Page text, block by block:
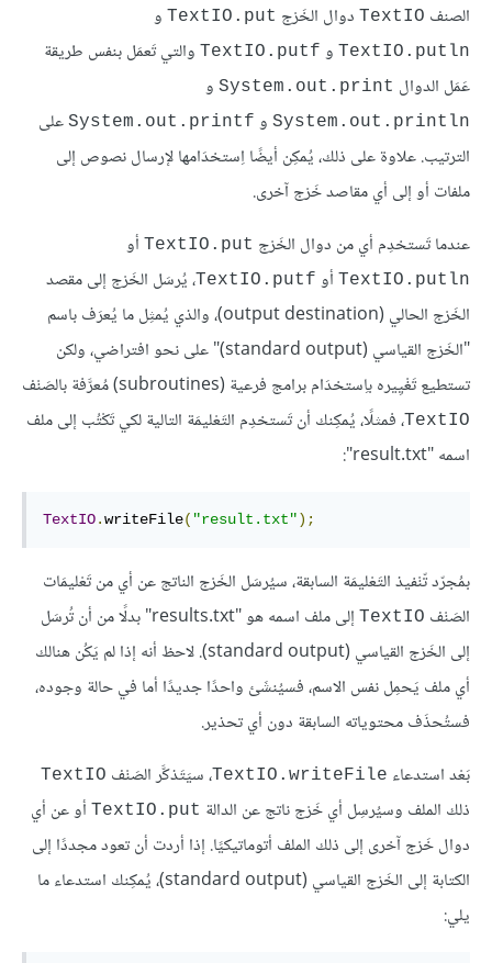
الصنف TextIO دوال الخَرْج TextIO.put و
TextIO.putln و TextIO.putf والتي تَعمَل بنفس طريقة
عَمَل الدوال System.out.print و
System.out.println و System.out.printf على
الترتيب. علاوة على ذلك، يُمكِن أيضًا اِستخدَامها لإرسال نصوص إلى
ملفات أو إلى أي مقاصد خَرْج آخرى.
عندما تَستخدِم أي من دوال الخَرْج TextIO.put أو
TextIO.putln أو TextIO.putf، يُرسَل الخَرْج إلى مقصد
الخَرْج الحالي (output destination)، والذي يُمثِل ما يُعرَف باسم
"الخَرْج القياسي (standard output)" على نحو افتراضي، ولكن
تستطيع تَغْيِيره باِستخدَام برامج فرعية (subroutines) مُعرَّفة بالصَنْف
TextIO، فمثلًا، يُمكِنك أن تَستخدِم التَعْليمَة التالية لكي تَكْتُب إلى ملف
اسمه "result.txt":
TextIO.writeFile( "result.txt");
بمُجرّد تّنْفيذ التَعْليمَة السابقة، سيُرسَل الخَرْج الناتج عن أي من تَعْليمَات
الصَنْف TextIO
إلى ملف اسمه هو "results.txt" بدلًا من أن تُرسَل
إلى الخَرْج القياسي (standard output). لاحظ أنه إذا لم يَكُن هنالك
أي ملف يَحمِل نفس الاسم، فسيُنشَئ واحدًا جديدًا أما في حالة وجوده،
فستُحذَف محتوياته السابقة دون أي تحذير.
بَعْد استدعاء TextIO.writeFile، سيَتَذكَّر الصَنْف TextIO
ذلك الملف وسيُرسِل أي خَرْج ناتج عن الدالة TextIO.put أو عن أي
دوال خَرْج آخرى إلى ذلك الملف أتوماتيكيًا. إذا أردت أن تعود مجددًا إلى
الكتابة إلى الخَرْج القياسي (standard output)، يُمكِنك استدعاء ما
يلي: